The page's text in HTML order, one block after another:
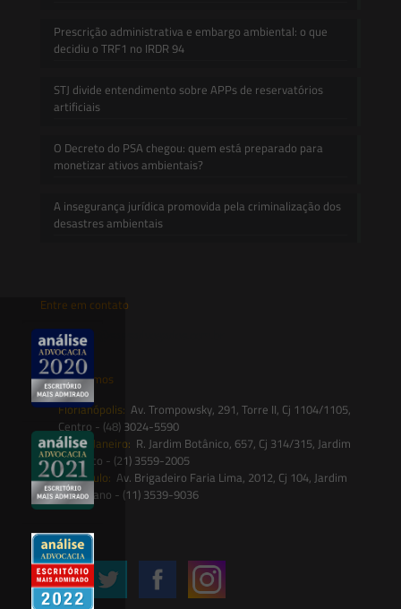
Prescrição administrativa e embargo ambiental: o que
decidiu o TRF1 no IRDR 94
STJ divide entendimento sobre APPs de reservatórios
artificiais
O Decreto do PSA chegou: quem está preparado para
monetizar ativos ambientais?
A insegurança jurídica promovida pela criminalização dos
desastres ambientais
Entre em contato
contato@saesadvogados.com.br
Onde estamos
Florianópolis: Av. Trompowsky, 291, Torre II, Cj 1104/1105,
Centro - (48) 3024-5590
Rio de Janeiro: R. Jardim Botânico, 657, Cj 314/315, Jardim
Botânico - (21) 3559-2005
São Paulo: Av. Brigadeiro Faria Lima, 2012, Cj 104, Jardim
Paulistano - (11) 3539-9036
Siga-nos